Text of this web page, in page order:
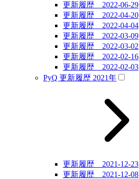
更新履歴 2022-06-29
更新履歴 2022-04-20
更新履歴 2022-04-04
更新履歴 2022-03-09
更新履歴 2022-03-02
更新履歴 2022-02-16
更新履歴 2022-02-03
PyQ 更新履歴 2021年
更新履歴 2021-12-23
更新履歴 2021-12-08